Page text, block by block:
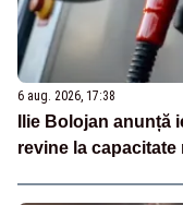
6 aug. 2026, 17:38
Ilie Bolojan
revine la capacitate